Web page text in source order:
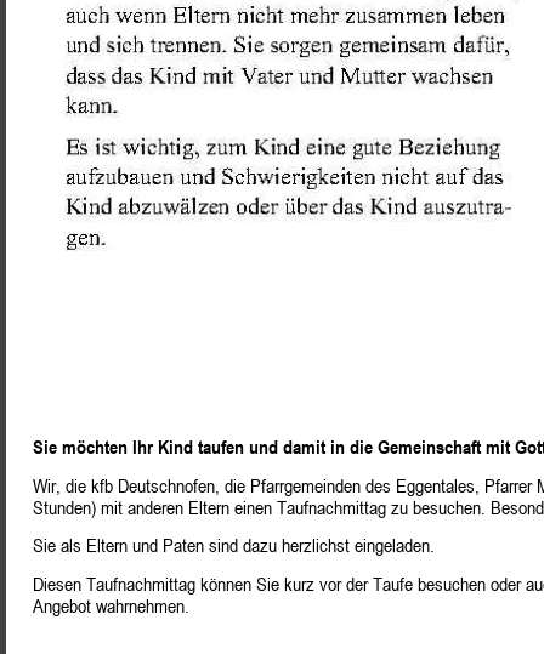
Sie möchten Ihr Kind taufen und damit in die Gemeinschaft mit
Wir, die kfb Deutschnofen, die Pfarrgemeinden des Eggentales,
Stunden) mit anderen Eltern einen Taufnachmittag zu besuchen.
Sie als Eltern und Paten sind dazu herzlichst eingeladen.
Diesen Taufnachmittag können Sie kurz vor der Taufe besuchen oder
Angebot wahrnehmen.